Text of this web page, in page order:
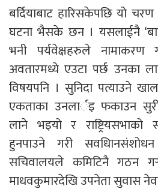
बर्दियाबाट हारिसकेपछि यो
घटना भैसके छन । यसलाईनै
भनी पर्यवेक्षहरुले
अवतारमध्ये एउटा पर्छ उनका
विषयपनि । सुनिदा पत्याउने
एकताका उनलार्इ फकाउन
लाने भइयो र राष्ट्रियसभाको
हुनपाउने गरी
सचिवालयले कमिटिनै गठन
माधवकुमारदेखि उपनेता सुवास